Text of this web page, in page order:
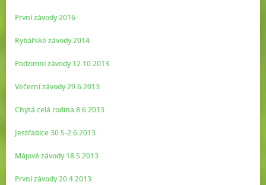
První závody 2016
Rybářské závody 2014
Podzimní závody 12.10.2013
Večerní závody 29.6.2013
Chytá celá rodina 8.6.2013
Jestřabice 30.5-2.6.2013
Májové závody 18.5.2013
První závody 20.4.2013